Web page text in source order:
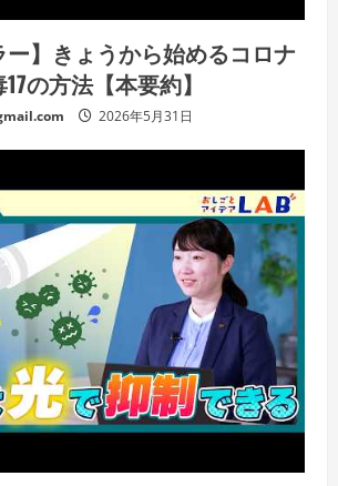
ー】きょうから始めるコロナ
の方法【本要約】
2026年5月31日